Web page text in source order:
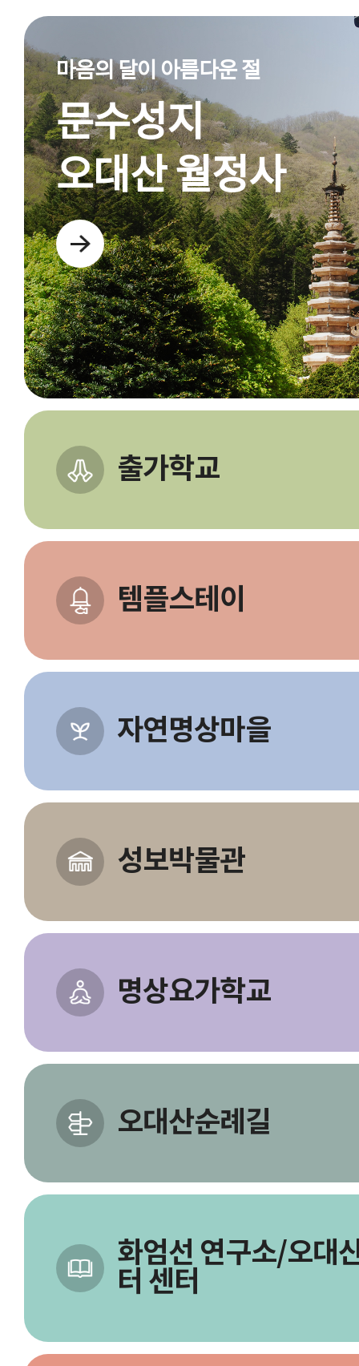
마음의 달이 아름다운 절
문수성지
오대산 월정사
출가학교
템플스테이
자연명상마을
성보박물관
명상요가학교
오대산순례길
화엄선 연구소/오대
터 센터